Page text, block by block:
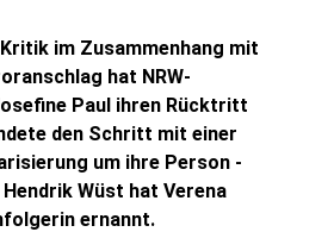
im Zusammenhang mit
hat NRW-
Paul ihren Rücktritt
den Schritt mit einer
um ihre Person -
Wüst hat Verena
ernannt.